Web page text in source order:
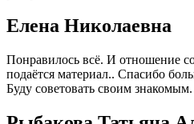
Елена Николаевна
Понравилось всё. И отношение
подаётся материал.. Спасибо
Буду советовать своим знакомым.